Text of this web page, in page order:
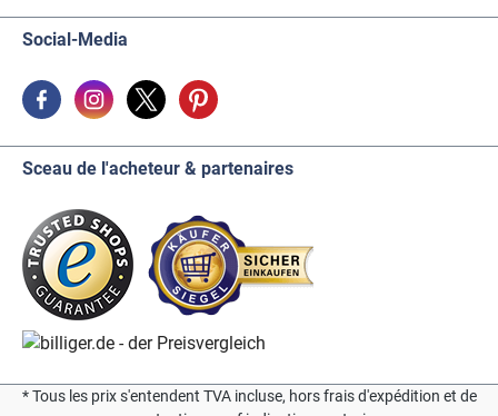
Social-Media
Sceau de l'acheteur & partenaires
* Tous les prix s'entendent TVA incluse, hors frais d'expédition et de